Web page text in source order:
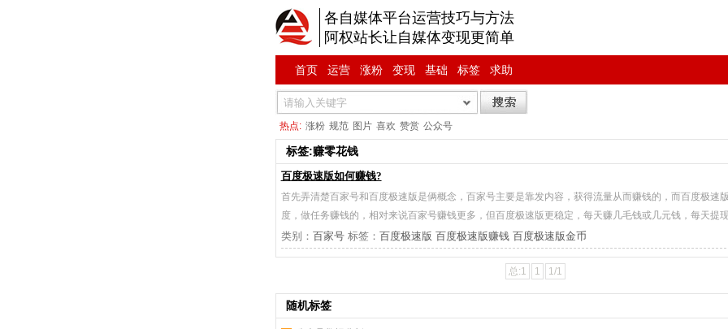
各自媒体平台运营技巧与方法
阿权站长让自媒体变现更简单
首页 运营 涨粉 变现 基础 标签 求助
热点: 涨粉 规范 图片 喜欢 赞赏 公众号
标签:赚零花钱
百度极速版如何赚钱?
首先弄清楚百家号和百度极速版是俩概念，百家号主要是靠发内容，获得流量从而赚钱的，而百度极速
度，做任务赚钱的，相对来说百家号赚钱更多，但百度极速版更稳定，每天赚几毛钱或几元钱，每天提
类别： 百家号标签： 百度极速版 百度极速版赚钱 百度极速版金币
总:1 1 1/1
随机标签